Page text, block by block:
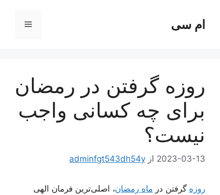
محتواام سی فهرست
روزه گرفتن در رمضان
برای چه کسانی واجب
نیست؟
2023-03-13 از adminfgt543dh54y
روزه گرفتن در ماه رمضان، اصلی‌ترین فرمان الهی